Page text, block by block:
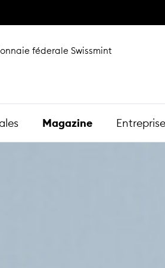
féderale Swissmint
Magazine Entreprise